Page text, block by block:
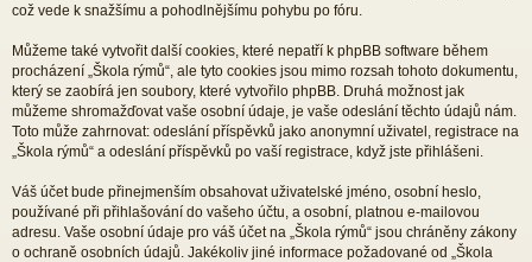
což vede k snažšímu a pohodlnějšímu pohybu po fóru.
Můžeme také vytvořit další cookies, které nepatří k phpBB software během
procházení „Škola rýmů“, ale tyto cookies jsou mimo rozsah tohoto dokumentu,
který se zaobírá jen soubory, které vytvořilo phpBB. Druhá možnost jak
můžeme shromažďovat vaše osobní údaje, je vaše odeslání těchto údajů nám.
Toto může zahrnovat: odeslání příspěvků jako anonymní uživatel, registrace na
„Škola rýmů“ a odeslání příspěvků po vaší registrace, když jste přihlášeni.
Váš účet bude přinejmenším obsahovat uživatelské jméno, osobní heslo,
používané při přihlašování do vašeho účtu, a osobní, platnou e-mailovou
adresu. Vaše osobní údaje pro váš účet na „Škola rýmů“ jsou chráněny zákony
o ochraně osobních údajů. Jakékoliv jiné informace požadované od „Škola